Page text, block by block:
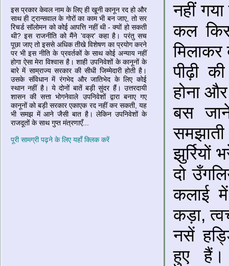
इस प्रकार केवल नाम के लिए ही खूनी कानून रद हो और
साथ ही ट्रान्‍सवाल के गोरों का काम भी बन जाए, तो सर
रिचर्ड सॉलोमन को कोई आपत्ति नहीं थी - क्‍यों हो सकती
थी? इस राजनीति को मैंने 'वक्र' कहा है। परंतु सच
पूछा जाए तो इससे अधिक तीखे विशेषण का प्रयोग करने
पर भी इस नीति के प्रवर्तकों के साथ कोई अन्‍याय नहीं
होगा ऐसा मेरा विश्‍वास है। शाही उपनिवेशों के कानूनों के
बारे में साम्राज्‍य सरकार की सीधी जिम्‍मेदारी होती है।
उसके संविधान में रंगभेद और जातिभेद के लिए कोई
स्‍थान नहीं है। ये दोनों बातें बड़ी सुंदर हैं। उत्तरदायी
शासन की सत्ता भोगनेवाले उपनिवेशों द्वारा बनाए गए
कानूनों को बड़ी सरकार एकाएक रद नहीं कर सकती, यह
भी समझ में आने जैसी बात है। लेकिन उपनिवेशों के
राजदूतों के साथ गुप्‍त मंत्रणाएँ...
पूरी सामग्री पढ़ने के लिए यहाँ क्लिक करें
नहीं
कल
मिलाकर
पीढ़ी
होना
बस
झुर्रियों
दो
कलाई
कड़ा,
नसें
हुए हैं।